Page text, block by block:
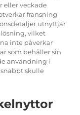
eller veckade
fransning
utnyttjar
vilket
inte påverkar
som behåller sin
användning i
skulle